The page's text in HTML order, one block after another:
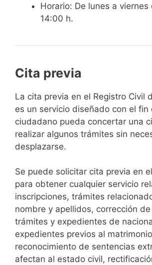
Horario: De lunes a
14:00 h.
Cita previa
​​​​​​​​​​​​​​​​​​​​​​​​​​​​La cita previa en el Registro Civil
es un servicio diseñado con el fin
ciudadano pueda concertar una
realizar algunos trámites sin
desplazarse.​
Se puede solicitar cita previa en
para obtener cualquier servicio
inscripciones, trámites
nombre y apellidos, corrección
trámites y expedientes de
expedientes previos al
reconocimiento de sentencias
afectan al estado civil,